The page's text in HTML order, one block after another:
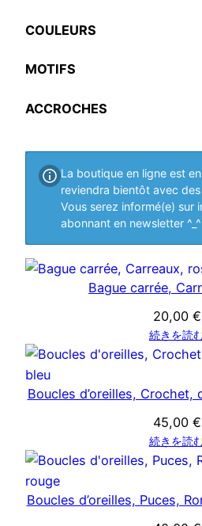
COULEURS
MOTIFS
ACCROCHES
La boutique en ligne est
reviendra bientôt avec
Vous serez informé(e) sur
abonnant en newsletter
Bague carrée,
20,00 €
続きを読
Boucles d’oreilles, Crochet,
45,00 €
続きを読
Boucles d’oreilles, Puces,